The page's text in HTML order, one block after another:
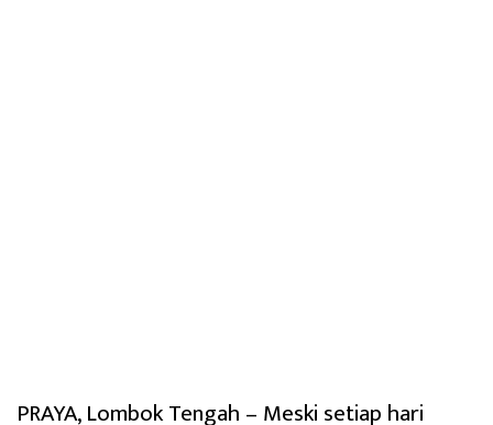
PRAYA, Lombok Tengah – Meski setiap hari